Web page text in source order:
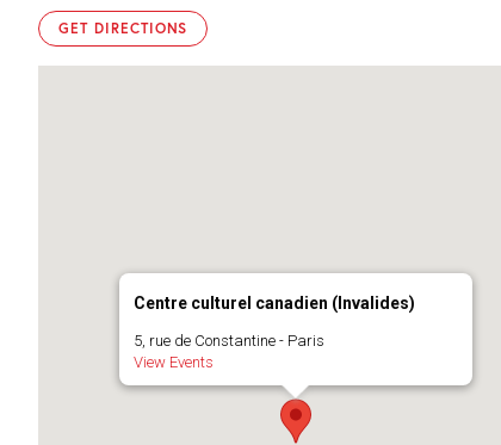
GET DIRECTIONS
Centre culturel canadien (Invalides)
5, rue de Constantine - Paris
View Events